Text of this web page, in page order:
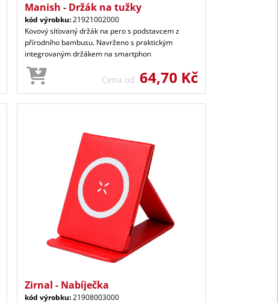
Manish - Držák na tužky
kód výrobku:21921002000
Kovový síťovaný držák na pero s podstavcem z
přírodního bambusu. Navrženo s praktickým
integrovaným držákem na smartphon
Cena od 64,70 Kč
Zirnal - Nabíječka
kód výrobku:21908003000